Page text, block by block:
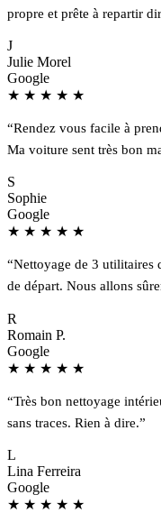
propre et prête à repartir
J
Julie Morel
Google
★ ★ ★ ★ ★
“Rendez vous facile à
Ma voiture sent très bon
S
Sophie
Google
★ ★ ★ ★ ★
“Nettoyage de 3 utilitaires
de départ. Nous allons
R
Romain P.
Google
★ ★ ★ ★ ★
“Très bon nettoyage
sans traces. Rien à dire.”
L
Lina Ferreira
Google
★ ★ ★ ★ ★